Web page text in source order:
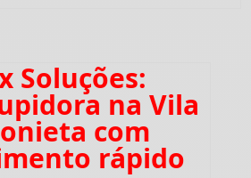
Soluções:
na Vila
com
rápido